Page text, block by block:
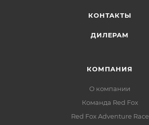
КОНТАКТЫ
ДИЛЕРАМ
КОМПАНИЯ
О компании
Команда Red Fox
Red Fox Adventure Race